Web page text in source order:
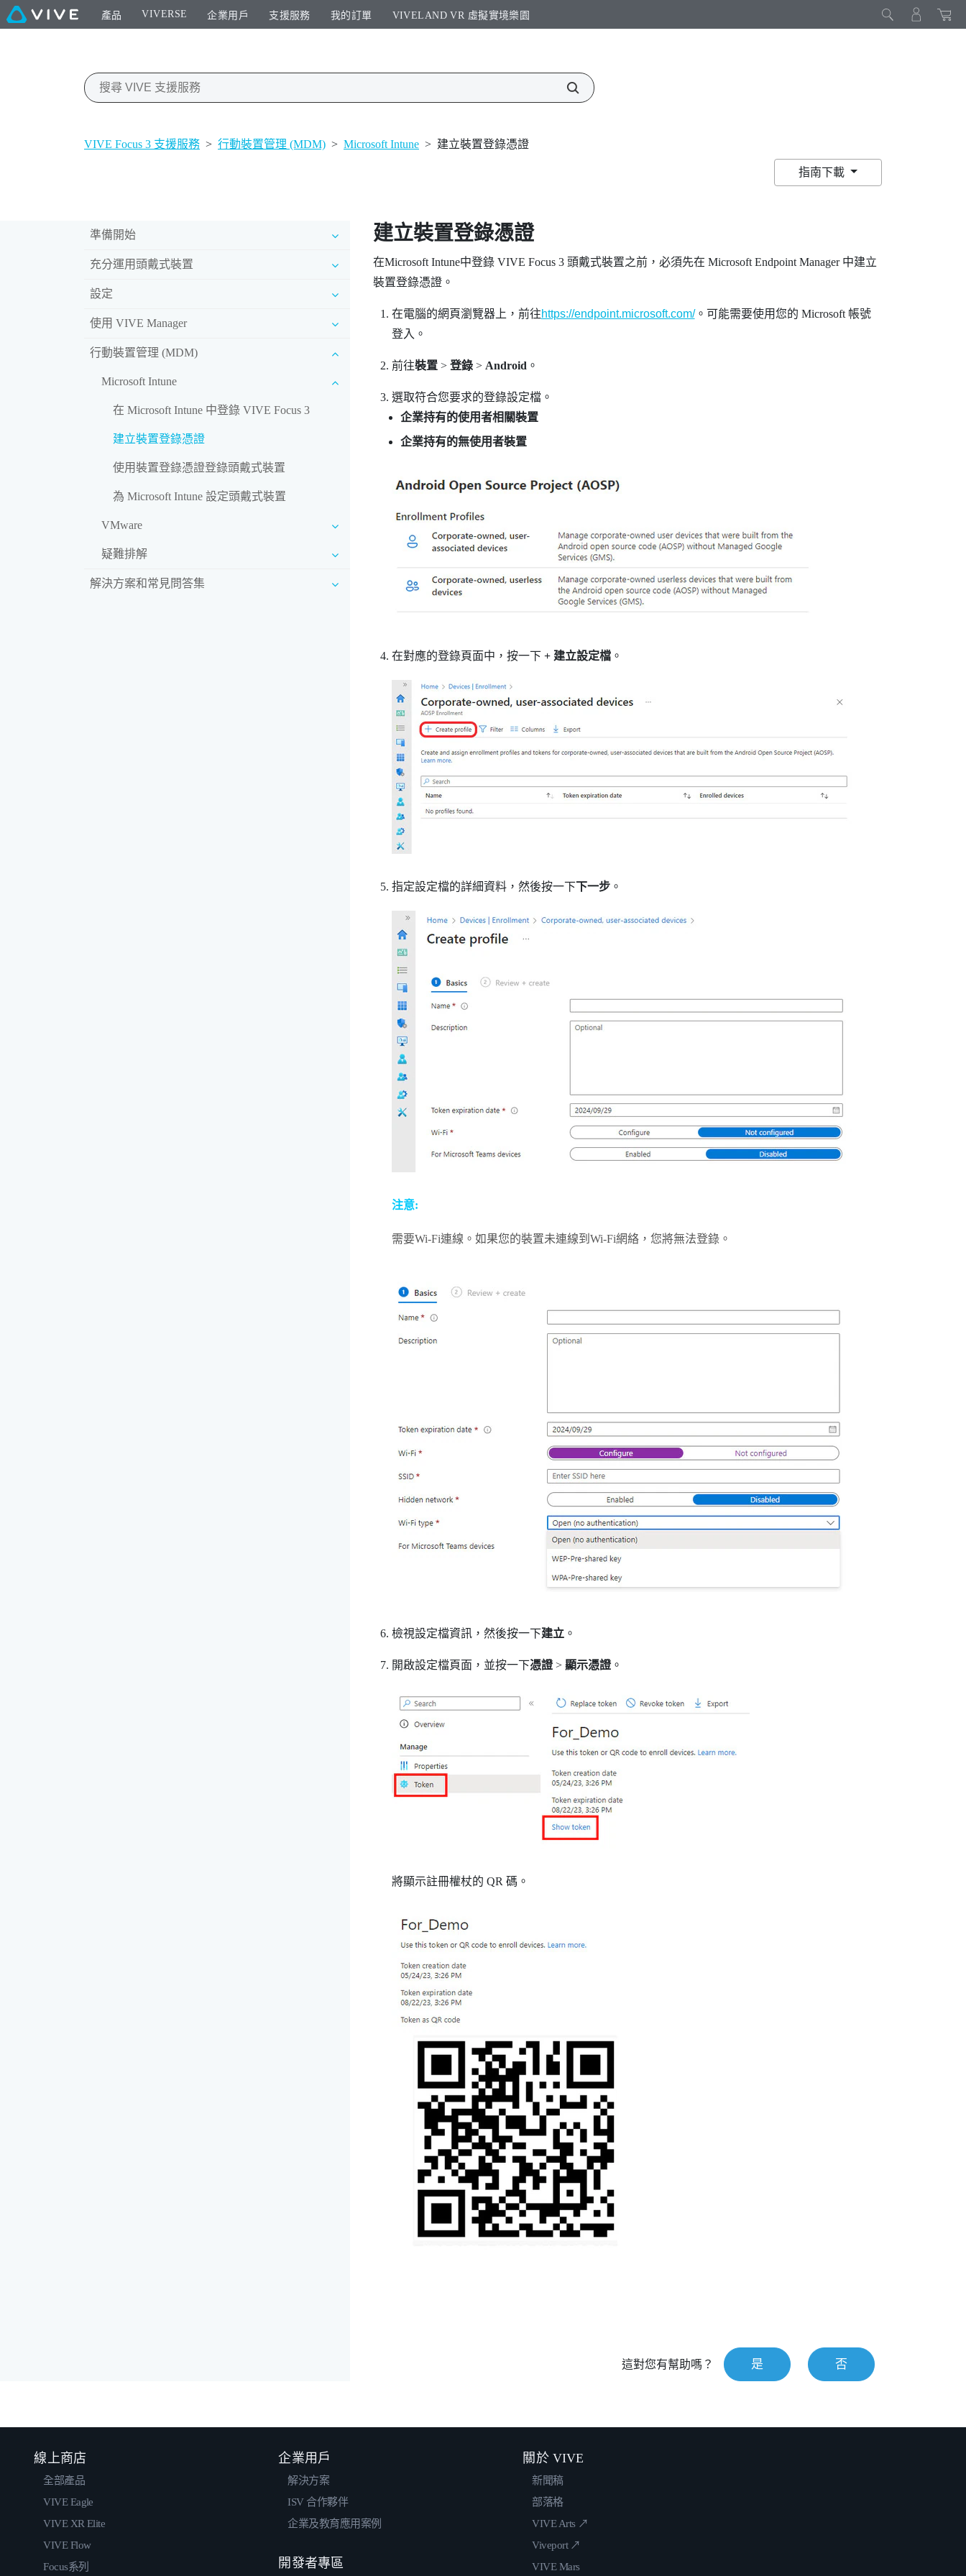
產品 VIVERSE 企業用戶 支援服務 我的訂單 VIVELAND VR 虛擬實境樂園​
VIVE Focus 3 支援服務 > 行動裝置管理 (MDM) > Microsoft Intune > 建立裝置登錄憑證
指南下載
準備開始
充分運用頭戴式裝置
設定
使用 VIVE Manager
行動裝置管理 (MDM)
Microsoft Intune
在 Microsoft Intune 中登錄 VIVE Focus 3
建立裝置登錄憑證
使用裝置登錄憑證登錄頭戴式裝置
為 Microsoft Intune 設定頭戴式裝置
VMware
疑難排解
解決方案和常見問答集
建立裝置登錄憑證
在Microsoft Intune中登錄 VIVE Focus 3頭戴式裝置之前，必須先在 Microsoft Endpoint Manager 中建立
裝置登錄憑證。
在電腦的網頁瀏覽器上，前往https://endpoint.microsoft.com/。可能需要使用您的 Microsoft 帳號
登入。
前往裝置> 登錄> Android 。
選取符合您要求的登錄設定檔。
企業持有的使用者相關裝置
企業持有的無使用者裝置
在對應的登錄頁面中，按一下 + 建立設定檔。
指定設定檔的詳細資料，然後按一下下一步。
注意:
需要Wi‍-Fi連線。如果您的裝置未連線到 Wi‍-Fi網絡，您將無法登錄。
檢視設定檔資訊，然後按一下建立。
開啟設定檔頁面，並按一下憑證> 顯示憑證。
將顯示註冊權杖的 QR 碼。
這對您有幫助嗎？ 是 否
線上商店
全部產品
VIVE Eagle
VIVE XR Elite
VIVE Flow
Focus系列
企業用戶
解決方案
ISV 合作夥伴
企業及教育應用案例
開發者專區
關於 VIVE
新聞稿
部落格
VIVE Arts ↗
Viveport ↗
VIVE Mars